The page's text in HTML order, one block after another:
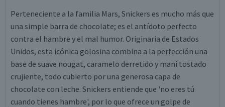
Perteneciente a la familia Mars, Snickers es mucho más que
una simple barra de chocolate; es el antídoto perfecto
contra el hambre y el mal humor. Originaria de Estados
Unidos, esta icónica golosina combina a la perfección una
base de suave nougat, caramelo derretido y maní tostado
crujiente, todo cubierto por una generosa capa de
chocolate con leche. Snickers entiende que 'no eres tú
cuando tienes hambre', por lo que ofrece un golpe de